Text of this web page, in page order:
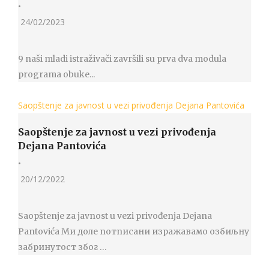
•
24/02/2023
9 naši mladi istraživači završili su prva dva modula
programa obuke...
Saopštenje za javnost u vezi privođenja Dejana Pantovića
Saopštenje za javnost u vezi privođenja
Dejana Pantovića
•
20/12/2022
Saopštenje za javnost u vezi privođenja Dejana
Pantovića Ми доле потписани изражавамо озбиљну
забринутост због …